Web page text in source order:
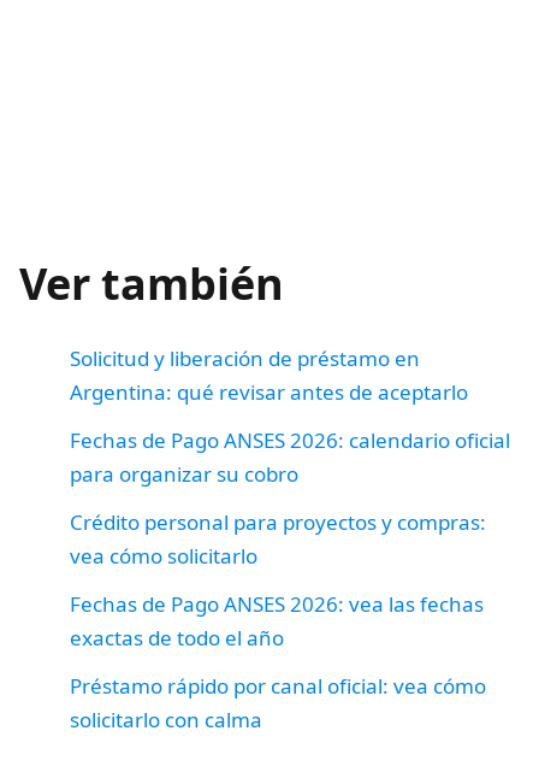
Ver también
Solicitud y liberación de préstamo en
Argentina: qué revisar antes de aceptarlo
Fechas de Pago ANSES 2026: calendario oficial
para organizar su cobro
Crédito personal para proyectos y compras:
vea cómo solicitarlo
Fechas de Pago ANSES 2026: vea las fechas
exactas de todo el año
Préstamo rápido por canal oficial: vea cómo
solicitarlo con calma